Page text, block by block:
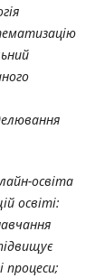
освіта
освіті:
процеси;